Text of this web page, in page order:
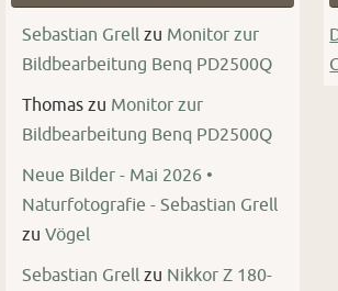
Sebastian Grellzu Monitor zur
Bildbearbeitung Benq PD2500Q
Thomaszu Monitor zur
Bildbearbeitung Benq PD2500Q
Neue Bilder - Mai 2026 •
Naturfotografie - Sebastian Grell
zu Vögel
Sebastian Grellzu Nikkor Z 180-